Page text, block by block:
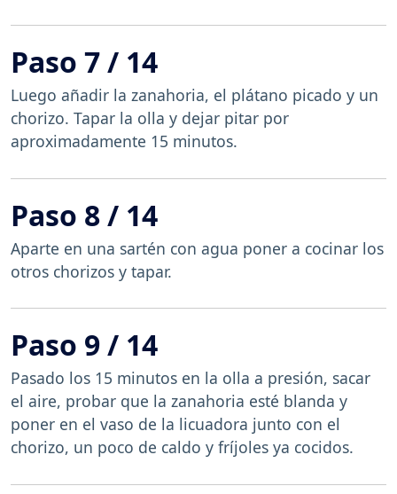
Paso 7 / 14
Luego añadir la zanahoria, el plátano picado y un
chorizo. Tapar la olla y dejar pitar por
aproximadamente 15 minutos.
Paso 8 / 14
Aparte en una sartén con agua poner a cocinar los
otros chorizos y tapar.
Paso 9 / 14
Pasado los 15 minutos en la olla a presión, sacar
el aire, probar que la zanahoria esté blanda y
poner en el vaso de la licuadora junto con el
chorizo, un poco de caldo y fríjoles ya cocidos.